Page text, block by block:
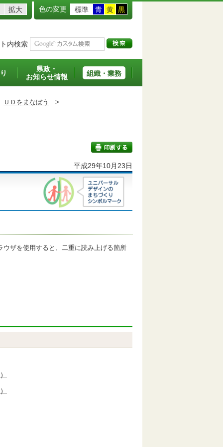
拡大 色の変更 標準 青 黄 黒
内検索
県政・
お知らせ情報
組織・業務
ＵＤをまなぼう >
印刷する
平成29年10月23日
ザを使用すると、二重に読み上げる箇所